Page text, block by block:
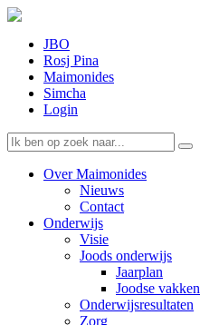
JBO
Rosj Pina
Maimonides
Simcha
Login
Over Maimonides
Nieuws
Contact
Onderwijs
Visie
Joods onderwijs
Jaarplan
Joodse vakken
Onderwijsresultaten
Zorg